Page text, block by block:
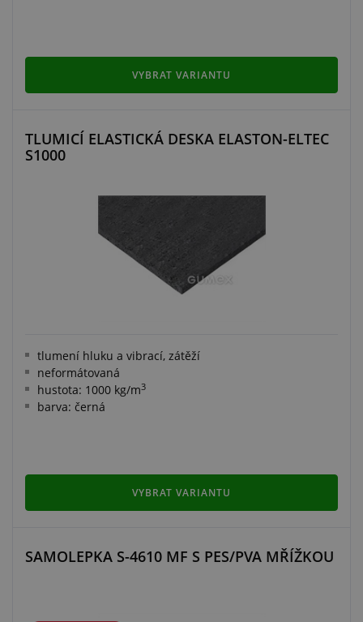
VYBRAT VARIANTU
TLUMICÍ ELASTICKÁ DESKA ELASTON-ELTEC
S1000
tlumení hluku a vibrací, zátěží
neformátovaná
hustota: 1000 kg/m3
barva: černá
VYBRAT VARIANTU
SAMOLEPKA S-4610 MF S PES/PVA MŘÍŽKOU